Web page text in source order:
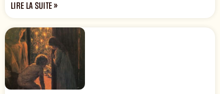
LIRE LA SUITE »